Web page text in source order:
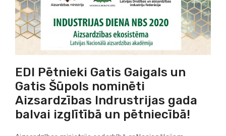
EDI Pētnieki Gatis Gaigals un
Gatis Šūpols nominēti
Aizsardzības Indrustrijas gada
balvai izglītībā un pētniecībā!